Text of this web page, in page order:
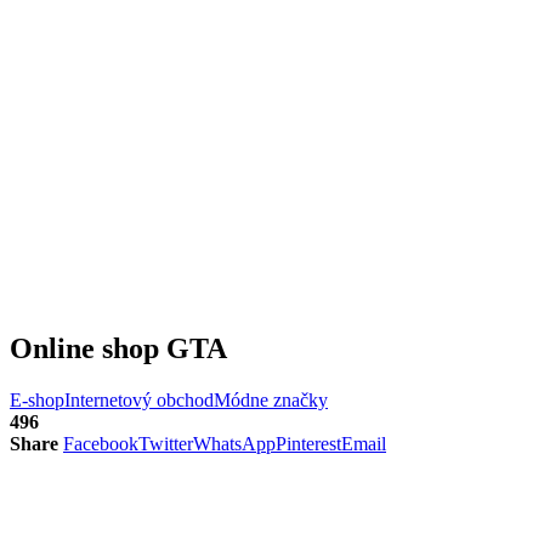
Online shop GTA
E-shopInternetový obchodMódne značky
496
Share FacebookTwitterWhatsAppPinterestEmail